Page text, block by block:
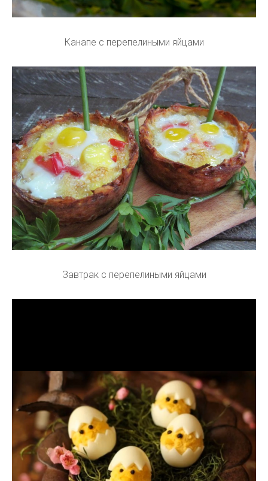
Канапе с перепелиными яйцами
Завтрак с перепелиными яйцами